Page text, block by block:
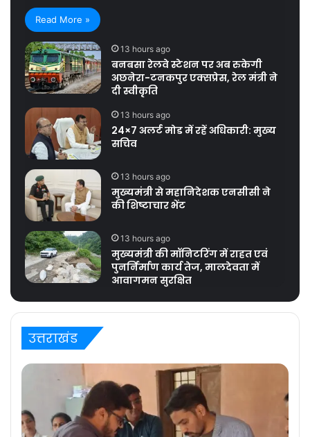
Read More »
13 hours ago
बनबसा रेलवे स्टेशन पर अब रुकेगी
अछनेरा-टनकपुर एक्सप्रेस, रेल मंत्री ने
दी स्वीकृति
13 hours ago
24×7 अलर्ट मोड में रहें अधिकारी: मुख्य
सचिव
13 hours ago
मुख्यमंत्री से महानिदेशक एनसीसी ने
की शिष्टाचार भेंट
13 hours ago
मुख्यमंत्री की मॉनिटरिंग में राहत एवं
पुनर्निर्माण कार्य तेज, मालदेवता में
आवागमन सुरक्षित
उत्तराखंड